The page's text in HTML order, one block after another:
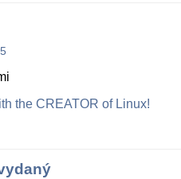
the CREATOR of Linux!